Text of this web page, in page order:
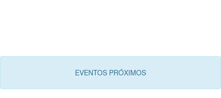
EVENTOS PRÓXIMOS